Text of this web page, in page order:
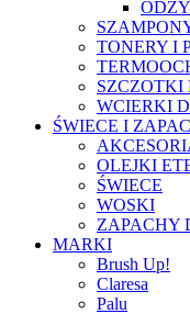
TONERY I
SZCZOTKI
WCIERKI
ŚWIECE I
OLEJKI
ŚWIECE
WOSKI
ZAPACHY
MARKI
Brush Up!
Claresa
Palu